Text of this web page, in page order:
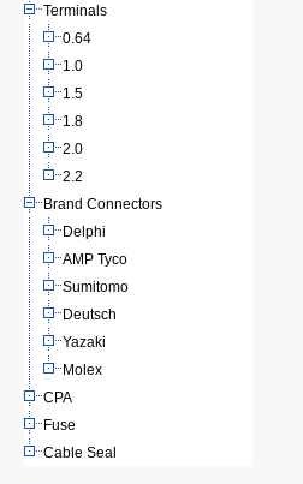
Terminals
0.64
1.0
1.5
1.8
2.0
2.2
Brand Connectors
Delphi
AMP Tyco
Sumitomo
Deutsch
Yazaki
Molex
CPA
Fuse
Cable Seal